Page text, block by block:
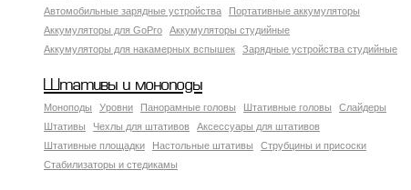
Автомобильные зарядные устройства
Портативные аккумуляторы
Аккумуляторы для GoPro
Аккумуляторы студийные
Аккумуляторы для накамерных вспышек
Зарядные устройства студийные
Штативы и моноподы
Моноподы Уровни Панорамные головы Штативные головы
Слайдеры
Штативы
Чехлы для штативов
Аксессуары для штативов
Штативные площадки
Настольные штативы
Струбцины и присоски
Стабилизаторы и стедикамы